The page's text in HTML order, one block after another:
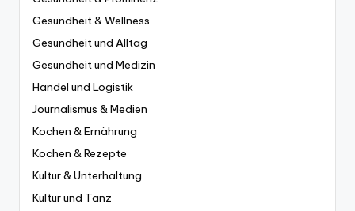
Gesundheit & Wellness
Gesundheit und Alltag
Gesundheit und Medizin
Handel und Logistik
Journalismus & Medien
Kochen & Ernährung
Kochen & Rezepte
Kultur & Unterhaltung
Kultur und Tanz